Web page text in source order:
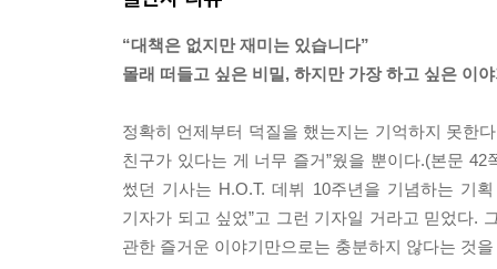
나, 무엇보다 굳이 예뻐 보이려고 노력하지 않는 것
--- p.155
내가 성폭력 피해자가 된 다음 깨달은 사실은, 당
같은 방식으로 대처하지 않을 수도 있음을 이해
수 없을 정도로 어지럽고 타인이 이해할 수 없는
지는 않다. 내 삶은 분명 그 3초의 순간 이전과 달
들을 안고 살아가게 되었다.
“대책은 없지만 재미는 있습니다”
몰래 떠들고 싶은 비밀, 하지만 가장 하고 싶은 이
정확히 언제부터 덕질을 했는지는 기억하지 못한
친구가 있다는 게 너무 즐거”웠을 뿐이다.(본문
썼던 기사는 H.O.T. 데뷔 10주년을 기념하는 기
기자가 되고 싶었”고 그런 기자일 거라고 믿었다.
관한 즐거운 이야기만으로는 충분하지 않다는 것